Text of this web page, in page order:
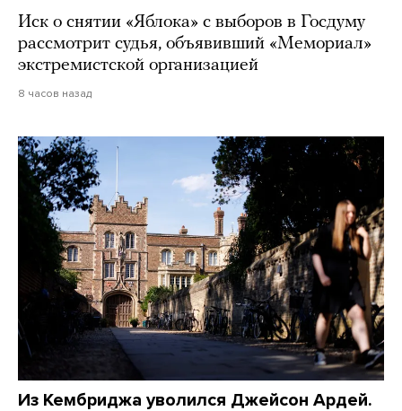
Иск о снятии «Яблока» с выборов в Госдуму
рассмотрит судья, объявивший «Мемориал»
экстремистской организацией
8 часов назад
Из Кембриджа уволился Джейсон Ардей.